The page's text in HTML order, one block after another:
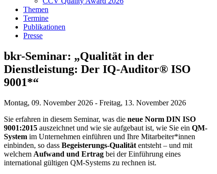
Themen
Termine
Publikationen
Presse
bkr-Seminar: „Qualität in der
Dienstleistung: Der IQ-Auditor® ISO
9001*“
Montag, 09. November 2026 - Freitag, 13. November 2026
Sie erfahren in diesem Seminar, was die neue Norm DIN ISO
9001:2015 auszeichnet und wie sie aufgebaut ist, wie Sie ein QM-
System im Unternehmen einführen und Ihre Mitarbeiter*innen
einbinden, so dass Begeisterungs-Qualität entsteht – und mit
welchem Aufwand und Ertrag bei der Einführung eines
international gültigen QM-Systems zu rechnen ist.